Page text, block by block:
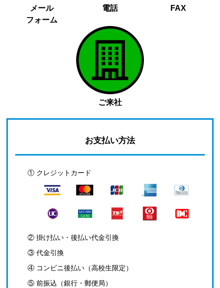
メール
フォーム
電話 FAX
ご来社
お支払い方法
① クレジットカード
② 掛け払い・後払い代金引換
③ 代金引換
④ コンビニ後払い（高校生限定）
⑤ 前振込（銀行・郵便局）